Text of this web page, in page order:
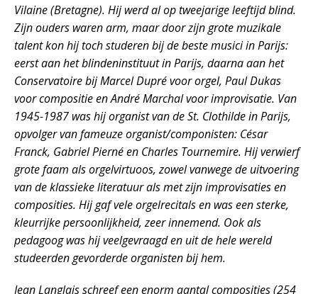
Vilaine (Bretagne). Hij werd al op tweejarige leeftijd blind.
Zijn ouders waren arm, maar door zijn grote muzikale
talent kon hij toch studeren bij de beste musici in Parijs:
eerst aan het blindeninstituut in Parijs, daarna aan het
Conservatoire bij Marcel Dupré voor orgel, Paul Dukas
voor compositie en André Marchal voor improvisatie. Van
1945-1987 was hij organist van de St. Clothilde in Parijs,
opvolger van fameuze organist/componisten: César
Franck, Gabriel Pierné en Charles Tournemire. Hij verwierf
grote faam als orgelvirtuoos, zowel vanwege de uitvoering
van de klassieke literatuur als met zijn improvisaties en
composities. Hij gaf vele orgelrecitals en was een sterke,
kleurrijke persoonlijkheid, zeer innemend. Ook als
pedagoog was hij veelgevraagd en uit de hele wereld
studeerden gevorderde organisten bij hem.
Jean Langlais schreef een enorm aantal composities (254